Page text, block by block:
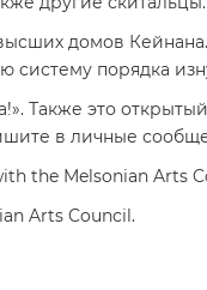
домов
систему порядка
Также это
в личные
the Melsonian Arts
Arts Council.